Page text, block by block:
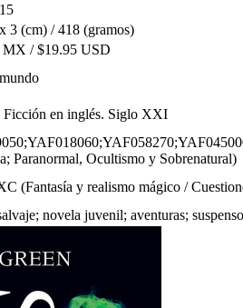
3 (cm) / 418 (gramos)
MX / $19.95 USD
Ficción en inglés. Siglo XXI
Paranormal, Ocultismo y Sobrenatural)
(Fantasía y realismo mágico /
novela juvenil; aventuras;